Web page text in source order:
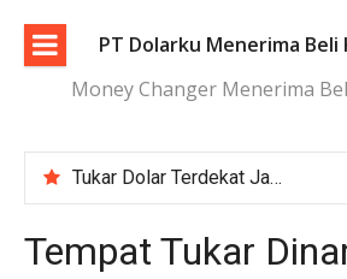
konten
PT Dolarku Menerima Beli
Money Changer Menerima
Tukar Dolar Terdekat Jakarta dengan Proses Cepat dan Aman
Tempat Tukar